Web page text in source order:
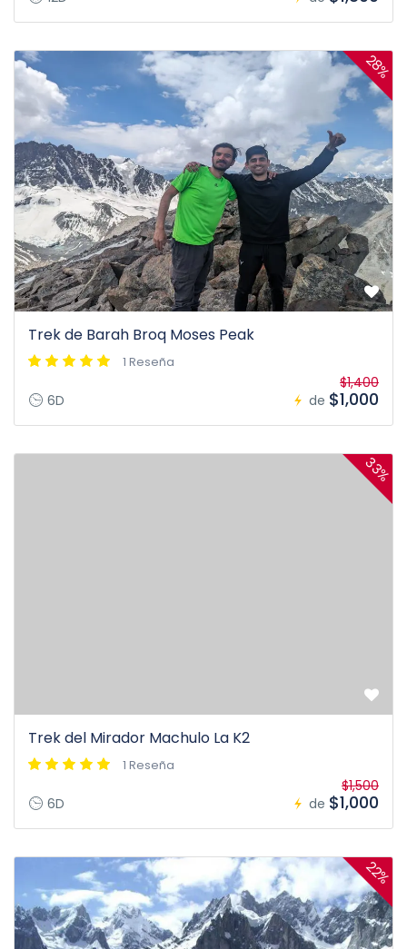
28%
Trek de Barah Broq Moses Peak
1 Reseña
6D de
$1,400
$1,000
33%
Trek del Mirador Machulo La K2
1 Reseña
6D de
$1,500
$1,000
22%